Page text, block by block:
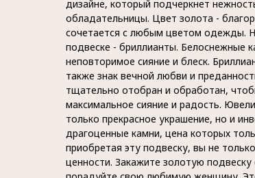
дизайне, который подчеркнет
обладательницы. Цвет золота -
сочетается с любым цветом одежды.
подвеске - бриллианты. Белоснежные
неповторимое сияние и блеск.
также знак вечной любви и
тщательно отобран и обработан,
максимальное сияние и радость.
только прекрасное украшение, но и
драгоценные камни, цена которых
приобретая эту подвеску, вы не
ценности. Закажите золотую